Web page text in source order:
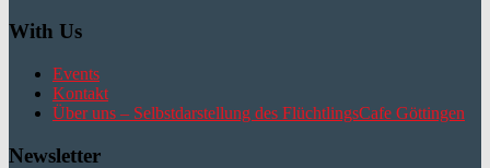
With Us
Events
Kontakt
Über uns – Selbstdarstellung des FlüchtlingsCafe Göttingen
Newsletter